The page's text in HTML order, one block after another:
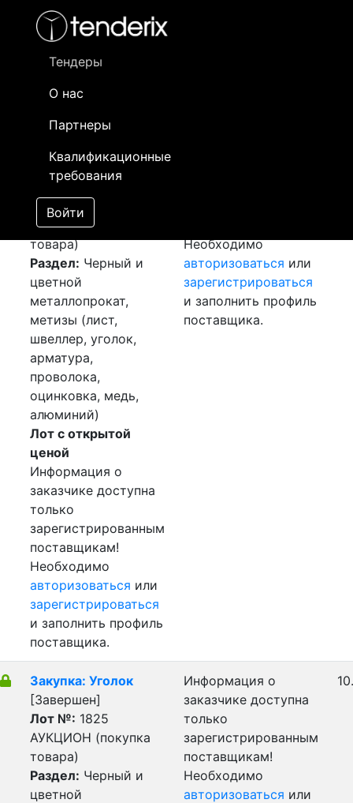
Тендеры
О нас
Партнеры
Квалификационные
требования
Войти
- активный лот
- сохраненный лот (не опубликован)
Закупка: Шина
медная
[Завершен]
Победитель выбран
Лот №:1826
АУКЦИОН (покупка
товара)
Раздел: Черный и
цветной
металлопрокат,
метизы (лист,
швеллер, уголок,
арматура,
проволока,
оцинковка, медь,
алюминий)
Лот с открытой
ценой
Информация о
заказчике доступна
только
зарегистрированным
поставщикам!
Необходимо
авторизоваться или
зарегистрироваться
и заполнить профиль
поставщика.
Необходимо
авторизоваться или
зарегистрироваться
и заполнить профиль
поставщика.
Закупка: Уголок
[Завершен]
Лот №: 1825
АУКЦИОН (покупка
товара)
Раздел: Черный и
цветной
Информация о
заказчике доступна
только
зарегистрированным
поставщикам!
Необходимо
авторизоваться или